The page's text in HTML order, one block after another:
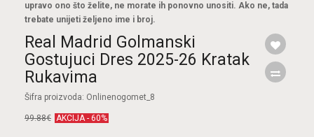
upravo ono što želite, ne morate ih ponovno unositi. Ako ne, tada
trebate unijeti željeno ime i broj.
Real Madrid Golmanski
Gostujuci Dres 2025-26 Kratak
Rukavima
Šifra proizvoda: Onlinenogomet_8
99.88€ AKCIJA - 60%